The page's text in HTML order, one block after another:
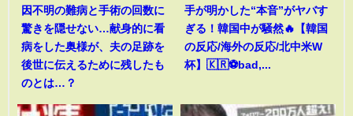
因不明の難病と手術の回数に
驚きを隠せない…献身的に看
病をした奥様が、夫の足跡を
後世に伝えるために残したも
のとは…？
手が明かした“本音”がヤバす
ぎる！韓国中が騒然🔥【韓国
の反応/海外の反応/北中米W
杯】🇰🇷⚽bad,...